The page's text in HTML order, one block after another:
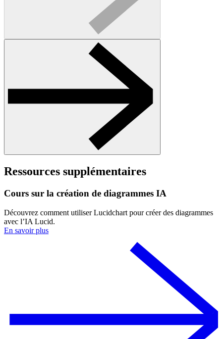
Ressources supplémentaires
Cours sur la création de diagrammes IA
Découvrez comment utiliser Lucidchart pour créer des diagrammes
avec l’IA Lucid.
En savoir plus